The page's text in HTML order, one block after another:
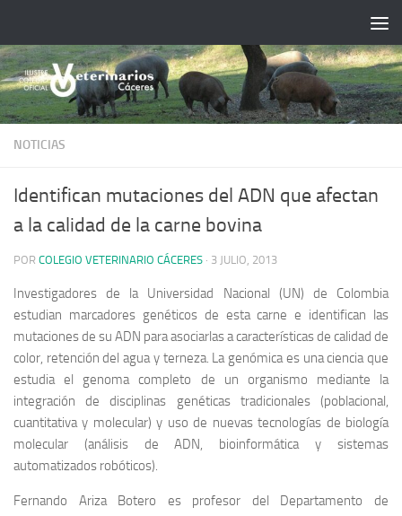
NOTICIAS
Identifican mutaciones del ADN que afectan
a la calidad de la carne bovina
POR COLEGIO VETERINARIO CÁCERES · 3 JULIO, 2013
Investigadores de la Universidad Nacional (UN) de Colombia
estudian marcadores genéticos de esta carne e identifican las
mutaciones de su ADN para asociarlas a características de calidad de
color, retención del agua y terneza. La genómica es una ciencia que
estudia el genoma completo de un organismo mediante la
integración de disciplinas genéticas tradicionales (poblacional,
cuantitativa y molecular) y uso de nuevas tecnologías de biología
molecular (análisis de ADN, bioinformática y sistemas
automatizados robóticos).
Fernando Ariza Botero es profesor del Departamento de